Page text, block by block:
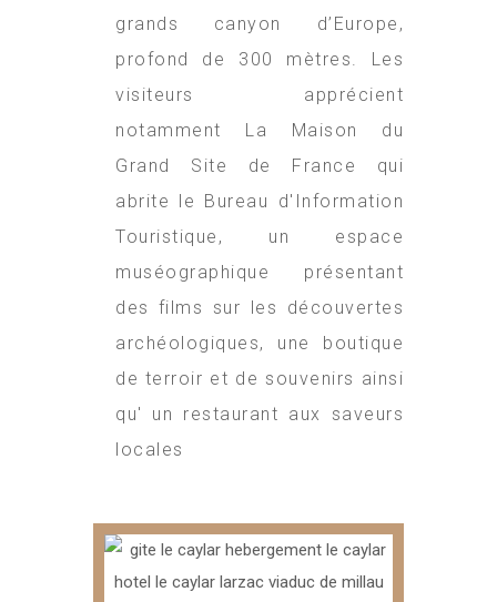
grands canyon d’Europe,
profond de 300 mètres. Les
visiteurs apprécient
notamment La Maison du
Grand Site de France qui
abrite le Bureau d'Information
Touristique, un espace
muséographique présentant
des films sur les découvertes
archéologiques, une boutique
de terroir et de souvenirs ainsi
qu' un restaurant aux saveurs
locales